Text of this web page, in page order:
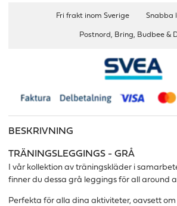
Fri frakt inom Sverige Snabba
Postnord, Bring, Budbee &
BESKRIVNING
TRÄNINGSLEGGINGS - GRÅ
I vår kollektion av träningskläder i
finner du dessa grå leggings för all around
Perfekta för alla dina aktiviteter, oavsett